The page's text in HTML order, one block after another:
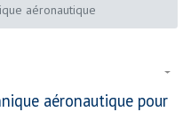
aéronautique
aéronautique pour